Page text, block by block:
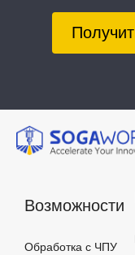
Возможности
Обработка с ЧПУ